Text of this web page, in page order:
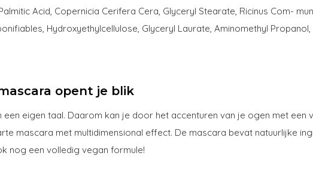
Acid, Copernicia Cerifera Cera, Glyceryl Stearate, Ricinus Com-
Hydroxyethylcellulose, Glyceryl Laurate, Aminomethyl
opent je blik
een eigen taal. Daarom kan je door het accenturen van je ogen met een
mascara met multidimensional effect. De mascara bevat natuurlijke
nog een volledig vegan formule!